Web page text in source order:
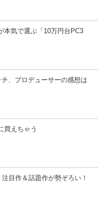
本気で選ぶ「10万円台PC3
チ、プロデューサーの感想は
買えちゃう
目作＆話題作が勢ぞろい！